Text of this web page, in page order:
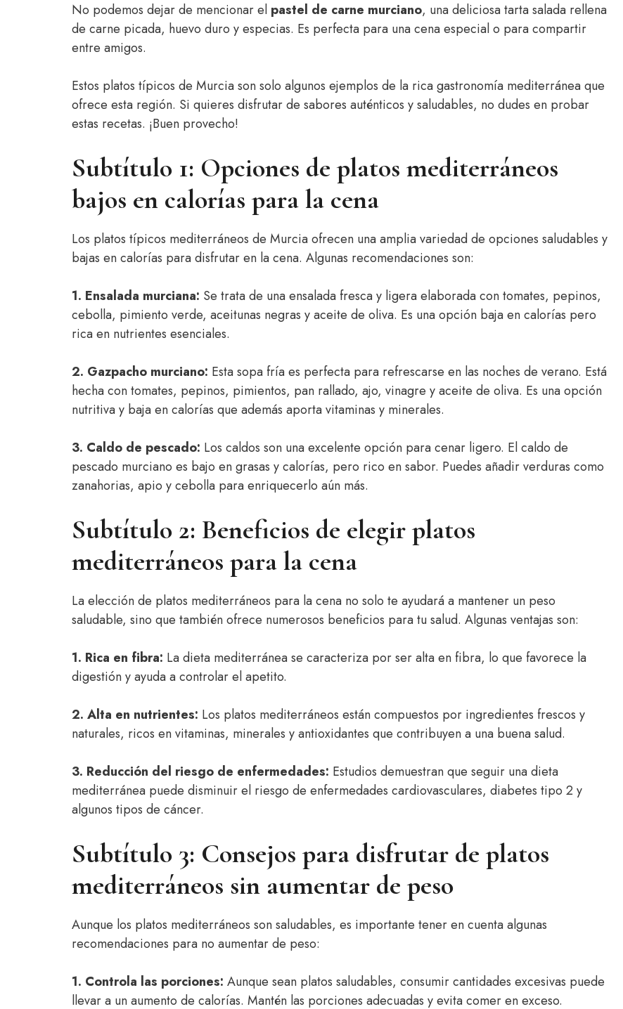
No podemos dejar de mencionar el pastel de carne murciano, una deliciosa tarta salada rellena
de carne picada, huevo duro y especias. Es perfecta para una cena especial o para compartir
entre amigos.
Estos platos típicos de Murcia son solo algunos ejemplos de la rica gastronomía mediterránea que
ofrece esta región. Si quieres disfrutar de sabores auténticos y saludables, no dudes en probar
estas recetas. ¡Buen provecho!
Subtítulo 1: Opciones de platos mediterráneos
bajos en calorías para la cena
Los platos típicos mediterráneos de Murcia ofrecen una amplia variedad de opciones saludables y
bajas en calorías para disfrutar en la cena. Algunas recomendaciones son:
1. Ensalada murciana: Se trata de una ensalada fresca y ligera elaborada con tomates, pepinos,
cebolla, pimiento verde, aceitunas negras y aceite de oliva. Es una opción baja en calorías pero
rica en nutrientes esenciales.
2. Gazpacho murciano: Esta sopa fría es perfecta para refrescarse en las noches de verano. Está
hecha con tomates, pepinos, pimientos, pan rallado, ajo, vinagre y aceite de oliva. Es una opción
nutritiva y baja en calorías que además aporta vitaminas y minerales.
3. Caldo de pescado: Los caldos son una excelente opción para cenar ligero. El caldo de
pescado murciano es bajo en grasas y calorías, pero rico en sabor. Puedes añadir verduras como
zanahorias, apio y cebolla para enriquecerlo aún más.
Subtítulo 2: Beneficios de elegir platos
mediterráneos para la cena
La elección de platos mediterráneos para la cena no solo te ayudará a mantener un peso
saludable, sino que también ofrece numerosos beneficios para tu salud. Algunas ventajas son:
1. Rica en fibra: La dieta mediterránea se caracteriza por ser alta en fibra, lo que favorece la
digestión y ayuda a controlar el apetito.
2. Alta en nutrientes: Los platos mediterráneos están compuestos por ingredientes frescos y
naturales, ricos en vitaminas, minerales y antioxidantes que contribuyen a una buena salud.
3. Reducción del riesgo de enfermedades: Estudios demuestran que seguir una dieta
mediterránea puede disminuir el riesgo de enfermedades cardiovasculares, diabetes tipo 2 y
algunos tipos de cáncer.
Subtítulo 3: Consejos para disfrutar de platos
mediterráneos sin aumentar de peso
Aunque los platos mediterráneos son saludables, es importante tener en cuenta algunas
recomendaciones para no aumentar de peso:
1. Controla las porciones: Aunque sean platos saludables, consumir cantidades excesivas puede
llevar a un aumento de calorías. Mantén las porciones adecuadas y evita comer en exceso.